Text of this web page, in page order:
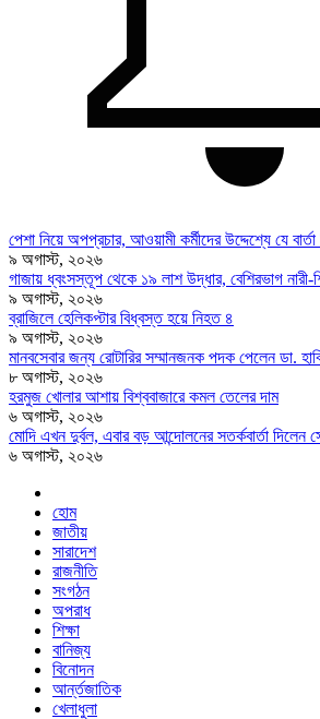
পেশা নিয়ে অপপ্রচার, আওয়ামী কর্মীদের উদ্দেশ্যে যে
৯ অগাস্ট, ২০২৬
গাজায় ধ্বংসস্তূপ থেকে ১৯ লাশ উদ্ধার, বেশিরভাগ নারী-
৯ অগাস্ট, ২০২৬
ব্রাজিলে হেলিকপ্টার বিধ্বস্ত হয়ে নিহত ৪
৯ অগাস্ট, ২০২৬
মানবসেবার জন্য রোটারির সম্মানজনক পদক পেলেন ডা.
৮ অগাস্ট, ২০২৬
হরমুজ খোলার আশায় বিশ্ববাজারে কমল তেলের দাম
৬ অগাস্ট, ২০২৬
মোদি এখন দুর্বল, এবার বড় আন্দোলনের সতর্কবার্তা দিলেন
৬ অগাস্ট, ২০২৬
হোম
জাতীয়
সারাদেশ
রাজনীতি
সংগঠন
অপরাধ
শিক্ষা
বানিজ্য
বিনোদন
আর্ন্তজাতিক
খেলাধুলা